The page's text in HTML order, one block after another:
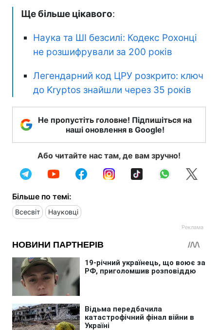
Ще більше цікавого:
Наука та ШІ безсилі: Кодекс Рохонці
не розшифрували за 200 років
Легендарний код ЦРУ розкрито: ключ
до Kryptos знайшли через 35 років
Не пропустіть головне! Підпишіться на
наші оновлення в Google!
Або читайте нас там, де вам зручно!
Більше по темі:
Всесвіт Науковці